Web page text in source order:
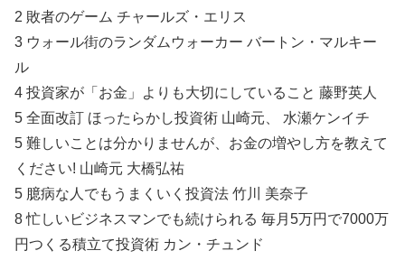
2 敗者のゲーム チャールズ・エリス
3 ウォール街のランダムウォーカー バートン・マルキー
ル
4 投資家が「お金」よりも大切にしていること 藤野英人
5 全面改訂 ほったらかし投資術 山崎元、 水瀬ケンイチ
5 難しいことは分かりませんが、お金の増やし方を教えて
ください! 山崎元 大橋弘祐
5 臆病な人でもうまくいく投資法 竹川 美奈子
8 忙しいビジネスマンでも続けられる 毎月5万円で7000万
円つくる積立て投資術 カン・チュンド